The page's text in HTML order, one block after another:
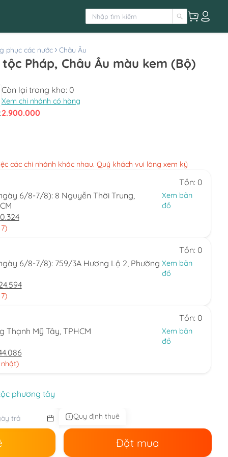
phục các nước Châu Âu
Pháp, Châu Âu màu kem (Bộ)
Còn lại trong kho: 0
Xem chi nhánh có hàng
2.900.000
các chi nhánh khác nhau. Quý khách vui lòng xem kỹ
Tồn: 0
6/8-7/8): 8 Nguyễn Thời Trung,
Xem bản
đồ
Tồn: 0
6/8-7/8): 759/3A Hương Lộ 2, Phường Xem bản
đồ
Tồn: 0
Thạnh Mỹ Tây, TPHCM
Xem bản
đồ
phương tây
Quy định thuê
Đặt mua